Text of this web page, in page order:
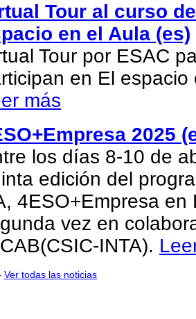
Tour al curso
en el Aula (es)
Tour por ESAC
en El espacio
más
2025
los días 8-10 de
edición del
4ESO+Empresa en
vez en
INTA).
Ver todas las noticias